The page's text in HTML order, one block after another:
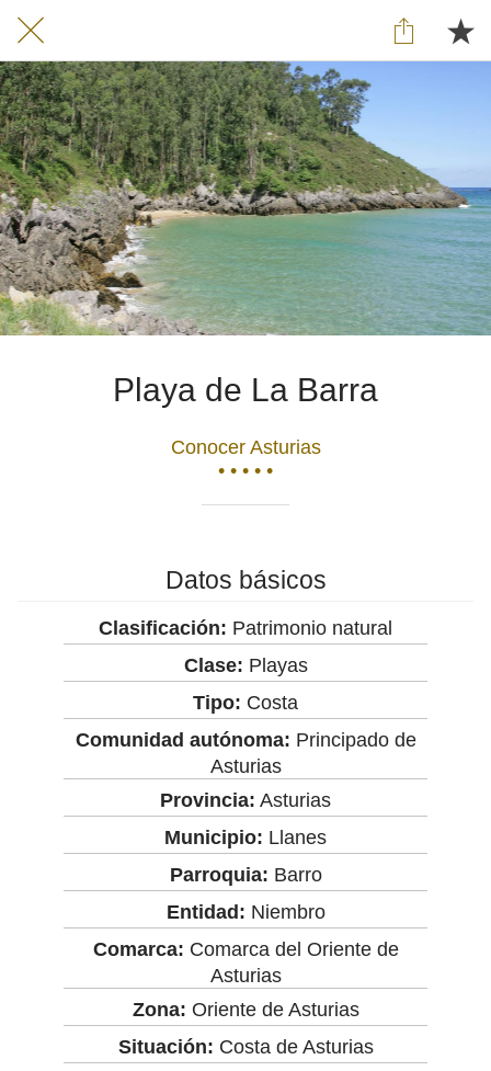
Playa de La Barra
Conocer Asturias
• • • • •
Datos básicos
Clasificación: Patrimonio natural
Clase: Playas
Tipo: Costa
Comunidad autónoma: Principado de
Asturias
Provincia: Asturias
Municipio: Llanes
Parroquia: Barro
Entidad: Niembro
Comarca: Comarca del Oriente de
Asturias
Zona: Oriente de Asturias
Situación: Costa de Asturias